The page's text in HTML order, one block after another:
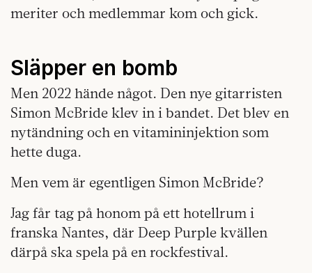
meriter och medlemmar kom och gick.
Släpper en bomb
Men 2022 hände något. Den nye gitarristen
Simon McBride klev in i bandet. Det blev en
nytändning och en vitamininjektion som
hette duga.
Men vem är egentligen Simon McBride?
Jag får tag på honom på ett hotellrum i
franska Nantes, där Deep Purple kvällen
därpå ska spela på en rockfestival.